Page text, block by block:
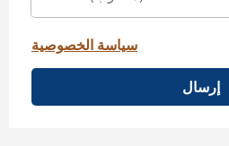
سياسة الخصوصية
إرسال